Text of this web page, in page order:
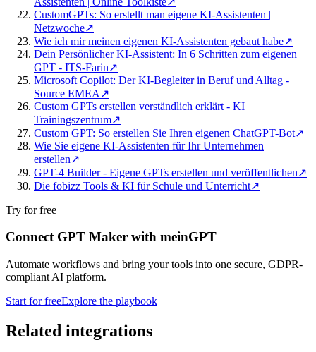
CustomGPTs: So erstellt man eigene KI-Assistenten |
Netzwoche↗
Wie ich mir meinen eigenen KI-Assistenten gebaut habe↗
Dein Persönlicher KI-Assistent: In 6 Schritten zum eigenen
GPT - ITS-Farin↗
Microsoft Copilot: Der KI-Begleiter in Beruf und Alltag -
Source EMEA ↗
Custom GPTs erstellen verständlich erklärt - KI
Trainingszentrum↗
Custom GPT: So erstellen Sie Ihren eigenen ChatGPT-Bot↗
Wie Sie eigene KI-Assistenten für Ihr Unternehmen
erstellen↗
GPT-4 Builder - Eigene GPTs erstellen und veröffentlichen↗
Die fobizz Tools & KI für Schule und Unterricht↗
Try for free
Connect GPT Maker with meinGPT
Automate workflows and bring your tools into one secure, GDPR-
compliant AI platform.
Start for freeExplore the playbook
Related integrations